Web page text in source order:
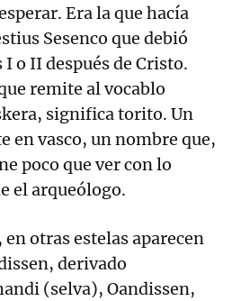
Era la que hacía
Sesenco que debió
o II después de Cristo.
remite al vocablo
significa torito. Un
en vasco, un nombre que,
poco que ver con lo
el arqueólogo.
en otras estelas aparecen
derivado
(selva), Oandissen,